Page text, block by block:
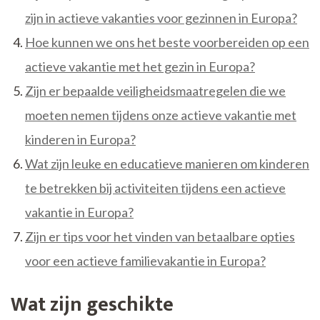
zijn in actieve vakanties voor gezinnen in Europa?
Hoe kunnen we ons het beste voorbereiden op een
actieve vakantie met het gezin in Europa?
Zijn er bepaalde veiligheidsmaatregelen die we
moeten nemen tijdens onze actieve vakantie met
kinderen in Europa?
Wat zijn leuke en educatieve manieren om kinderen
te betrekken bij activiteiten tijdens een actieve
vakantie in Europa?
Zijn er tips voor het vinden van betaalbare opties
voor een actieve familievakantie in Europa?
Wat zijn geschikte